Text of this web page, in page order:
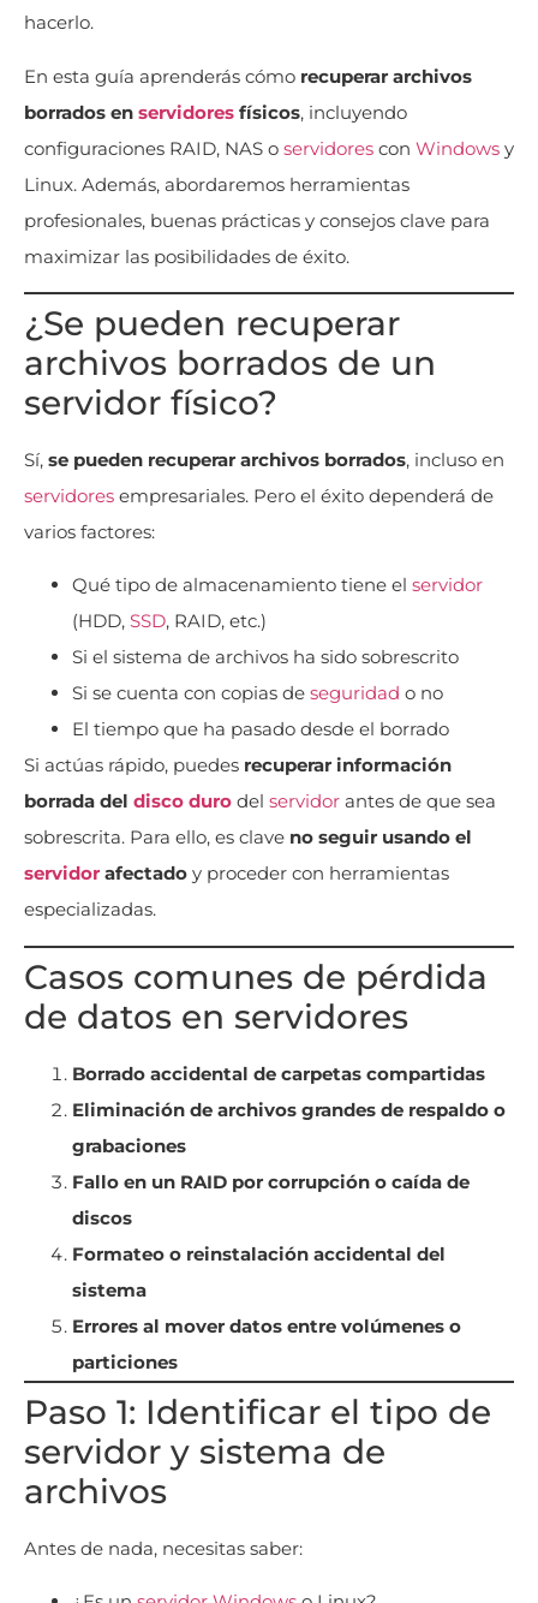
hacerlo.
En esta guía aprenderás cómo recuperar archivos
borrados en servidores físicos, incluyendo
configuraciones RAID, NAS o servidores con Windows y
Linux. Además, abordaremos herramientas
profesionales, buenas prácticas y consejos clave para
maximizar las posibilidades de éxito.
¿Se pueden recuperar
archivos borrados de un
servidor físico?
Sí, se pueden recuperar archivos borrados, incluso en
servidores empresariales. Pero el éxito dependerá de
varios factores:
Qué tipo de almacenamiento tiene el servidor
(HDD, SSD, RAID, etc.)
Si el sistema de archivos ha sido sobrescrito
Si se cuenta con copias de seguridad o no
El tiempo que ha pasado desde el borrado
Si actúas rápido, puedes recuperar información
borrada del disco duro del servidor antes de que sea
sobrescrita. Para ello, es clave no seguir usando el
servidor afectado y proceder con herramientas
especializadas.
Casos comunes de pérdida
de datos en servidores
Borrado accidental de carpetas compartidas
Eliminación de archivos grandes de respaldo o
grabaciones
Fallo en un RAID por corrupción o caída de
discos
Formateo o reinstalación accidental del
sistema
Errores al mover datos entre volúmenes o
particiones
Paso 1: Identificar el tipo de
servidor y sistema de
archivos
Antes de nada, necesitas saber: